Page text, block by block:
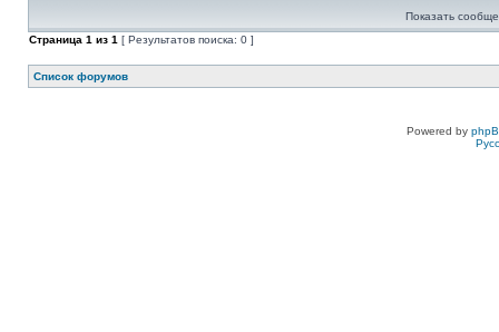
Показать
Страница 1 из 1 [ Результатов поиска: 0 ]
Список форумов
Powered by